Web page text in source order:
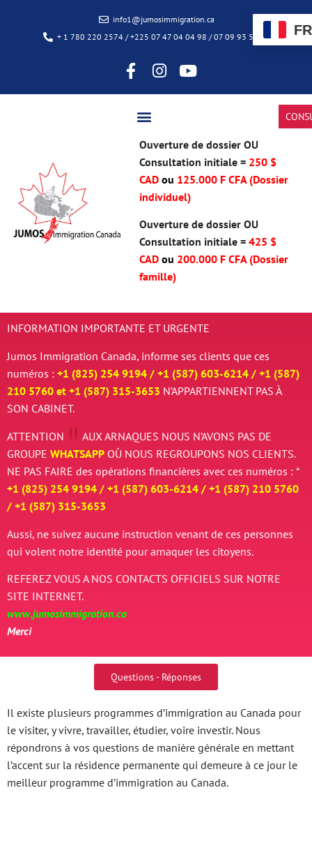
info1@jumosimmigration.ca
+ 1 780 220 2574 / +225 07 47 04 04 98 / 07 09 93 50 85
Ouverture de dossier OU
Consultation initiale = 250 $
CADou 125.000 F CFA (Dossier
individuel)
Ouverture de dossier OU
Consultation initiale =425 $
CAD ou 200.000 F CFA (Dossier
famille)
INFORMATION IMPORTANTE ET URGENTE
Jumos Immigration Canada, informe ses clients que ces
numéros : +1 (825) 254 9194 / +1 (587) 603-6214 / +1 (587)
210 5760 et +1 (587) 315-3653 N’APPARTIENNENT PAS À
SON CABINET.
ATTENTION AUX ARNAQUES NOUS N’AVONS PAS DE
GROUPE WHATSAPP OÙ NOUS REGROUPONS NOS CLIENTS.
NE PAS FAIRE des opérations financières avec ces numéros : *
+1 (825) 254 9194 / +1 (587) 603-6214 / +1 (587) 210 5760
/ +1 (587) 315-3653
Aussi, ne suivez aucune instruction venant de ces personnes
qui volent notre identité pour arnaquer les citoyens.
REFEREZ VOUS A NOS CONTACTS OFFICIELS SUR NOTRE
SITE INTERNET.
www.jumosimmigration.ca
Merci
Questions - Réponses
Il existe plusieurs programmes d’immigration au Canada pour
le visiter, y vivre, travailler, étudier, voire investir. Nous
répondrons à vos questions de manière générale en mettant
l’accent sur la résidence permanente qui demeure à ce jour le
meilleur programme d’immigration au Canada.
FR